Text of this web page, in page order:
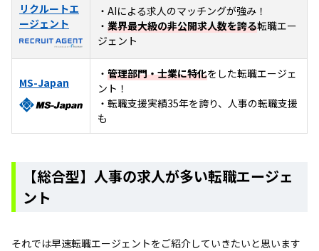
リクルートエ
ージェント
・AIによる求人のマッチングが強み！
・ 業界最大級の非公開求人数を誇る転職エー
ジェント
MS-Japan
・ 管理部門・士業に特化をした転職エージェ
ント！
・転職支援実績35年を誇り、人事の転職支援
も
【総合型】人事の求人が多い転職エージェ
ント
それでは早速転職エージェントをご紹介していきたいと思います